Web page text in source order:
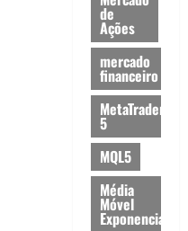
de
Ações
mercado
financeiro
MetaTrader
5
MQL5
Média
Móvel
Exponencial